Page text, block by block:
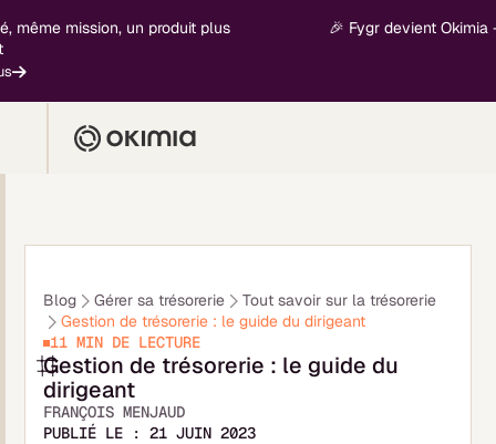
mission, un produit plus 🎉 Fygr devient Okimia -
Blog Gérer sa trésorerie
Tout savoir sur la trésorerie
Gestion de trésorerie : le guide du dirigeant
11 MIN DE LECTURE
Gestion de trésorerie : le guide du
dirigeant
FRANÇOIS MENJAUD
PUBLIÉ LE :21 JUIN 2023